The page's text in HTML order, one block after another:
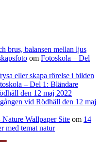
brus, balansen mellan ljus
om Fotoskola – Del
eller skapa rörelse i bilden
– Del 1: Bländare
den 12 maj 2022
vid Rödhäll den 12 maj
Wallpaper Site om 14
med temat natur